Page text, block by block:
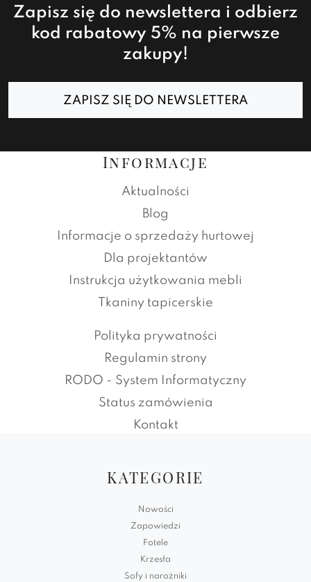
Zapisz się do newslettera i odbierz
kod rabatowy 5% na pierwsze
zakupy!
ZAPISZ SIĘ DO NEWSLETTERA
Informacje
Aktualności
Blog
Informacje o sprzedaży hurtowej
Dla projektantów
Instrukcja użytkowania mebli
Tkaniny tapicerskie
Polityka prywatności
Regulamin strony
RODO - System Informatyczny
Status zamówienia
Kontakt
KATEGORIE
Nowości
Zapowiedzi
Fotele
Krzesła
Sofy i narożniki